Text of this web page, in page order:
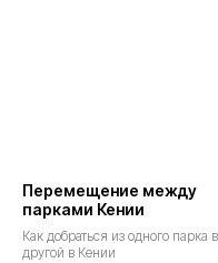
Перемещение между
парками Кении
Как добраться из одного парка в
другой в Кении